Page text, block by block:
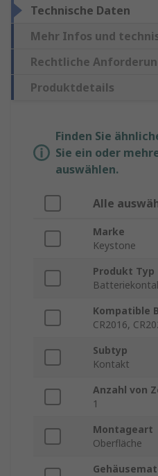
Technische Daten
Mehr Infos und
Rechtliche
Produktdetails
Finden Sie
Sie ein oder
auswählen.
Alle
Marke
Keystone
Produkt Typ
Kompatible
CR2016,
Subtyp
Kontakt
Anzahl von
1
Montageart
Oberfläche